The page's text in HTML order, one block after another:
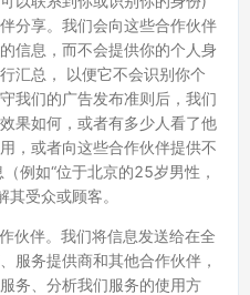
分享。我们会向这些合作伙伴
信息，而不会提供你的个人身
汇总， 以便它不会识别你个
我们的广告发布准则后，我们
果如何，或者有多少人看了他
，或者向这些合作伙伴提供不
例如“位于北京的25岁男性，
受众或顾客。
伙伴。我们将信息发送给在全
服务提供商和其他合作伙伴，
务、分析我们服务的使用方